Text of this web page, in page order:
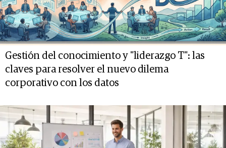
Gestión del conocimiento y "liderazgo T": las
claves para resolver el nuevo dilema
corporativo con los datos